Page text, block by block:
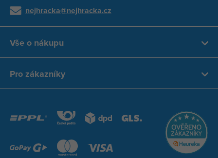
nejhracka@nejhracka.cz
Vše o nákupu
Pro zákazníky